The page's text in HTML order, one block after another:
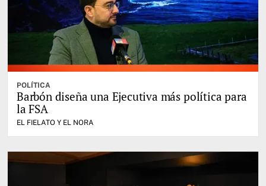
POLÍTICA
Barbón diseña una Ejecutiva más política para
la FSA
EL FIELATO Y EL NORA